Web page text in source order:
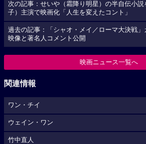
次の記事：せいや（霜降り明星）の半自伝小説
子）主演で映画化「人生を変えたコント」
過去の記事：「シャオ・メイ／ローマ大決戦
映像と著名人コメント公開
映画ニュース一覧へ
関連情報
ワン・チイ
ウェイン・ワン
竹中直人